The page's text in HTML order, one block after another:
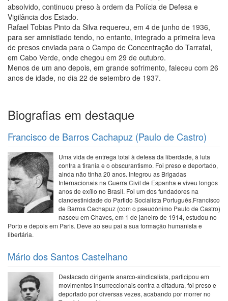
absolvido, continuou preso à ordem da Polícia de Defesa e
Vigilância dos Estado.
Rafael Tobias Pinto da Silva requereu, em 4 de junho de 1936,
para ser amnistiado tendo, no entanto, integrado a primeira leva
de presos enviada para o Campo de Concentração do Tarrafal,
em Cabo Verde, onde chegou em 29 de outubro.
Menos de um ano depois, em grande sofrimento, faleceu com 26
anos de idade, no dia 22 de setembro de 1937.
Biografias em destaque
Francisco de Barros Cachapuz (Paulo de Castro)
Uma vida de entrega total à defesa da liberdade, à luta
contra a tirania e o obscurantismo. Foi preso e deportado,
ainda não tinha 20 anos. Integrou as Brigadas
Internacionais na Guerra Civil de Espanha e viveu longos
anos de exílio no Brasil. Foi um dos fundadores na
clandestinidade do Partido Socialista Português.Francisco
de Barros Cachapuz (com o pseudónimo Paulo de Castro)
nasceu em Chaves, em 1 de janeiro de 1914, estudou no
Porto e depois em Paris. Deve ao seu pai a sua formação humanista e
libertária.
Mário dos Santos Castelhano
Destacado dirigente anarco-sindicalista, participou em
movimentos insurreccionais contra a ditadura, foi preso e
deportado por diversas vezes, acabando por morrer no